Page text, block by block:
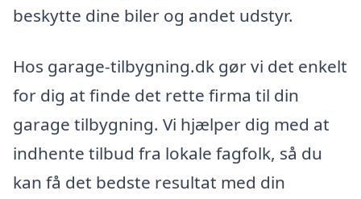
beskytte dine biler og andet udstyr.
Hos garage-tilbygning.dk gør vi det enkelt
for dig at finde det rette firma til din
garage tilbygning. Vi hjælper dig med at
indhente tilbud fra lokale fagfolk, så du
kan få det bedste resultat med din